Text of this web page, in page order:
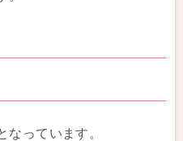
なっています。